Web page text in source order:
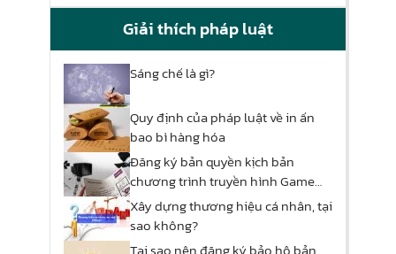
Giải thích pháp luật
Sáng chế là gì?
Quy định của pháp luật về in ấn
bao bì hàng hóa
Đăng ký bản quyền kịch bản
chương trình truyền hình Game
show
Xây dựng thương hiệu cá nhân, tại
sao không?